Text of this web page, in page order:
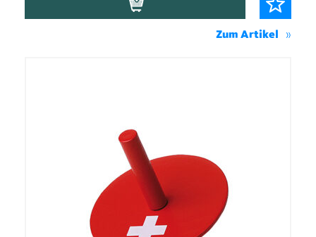
Zum Artikel